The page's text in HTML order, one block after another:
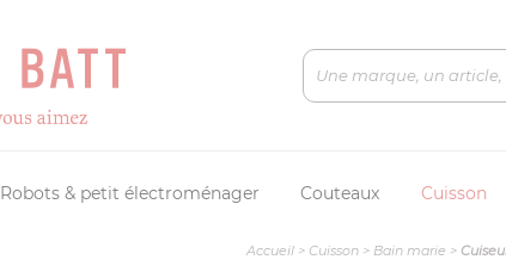
Robots & petit électroménager Couteaux Cuisson
Accueil> Cuisson> Bain marie >